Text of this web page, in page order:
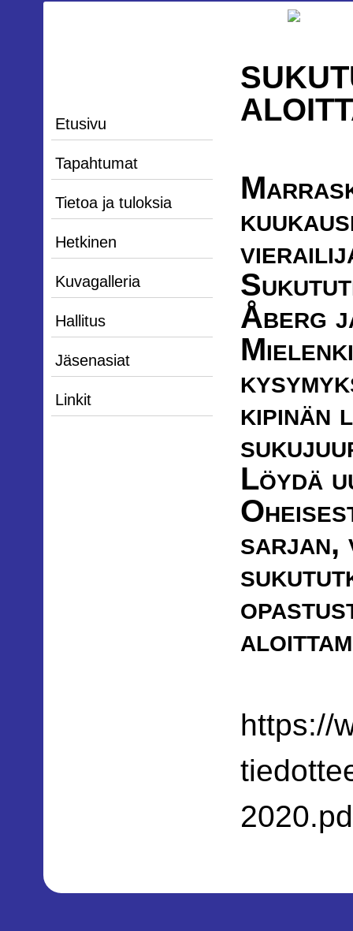
Etusivu
Tapahtumat
Tietoa ja tuloksia
Hetkinen
Kuvagalleria
Hallitus
Jäsenasiat
Linkit
Åberg
kipinän
Löydä
sarjan,
https://